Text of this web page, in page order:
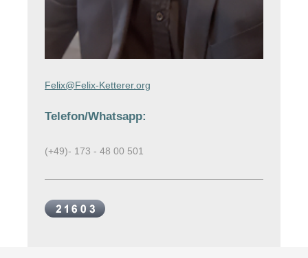
Felix@Felix-Ketterer.org
Telefon/Whatsapp:
(+49)- 173 - 48 00 501